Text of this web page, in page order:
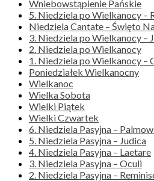
Wniebowstąpienie Pańskie
5. Niedziela po Wielkanocy –
Niedziela Cantate – Święto
3. Niedziela po Wielkanocy –
2. Niedziela po Wielkanocy
1. Niedziela po Wielkanocy –
Poniedziałek Wielkanocny
Wielkanoc
Wielka Sobota
Wielki Piątek
Wielki Czwartek
6. Niedziela Pasyjna –
5. Niedziela Pasyjna – Judica
4. Niedziela Pasyjna – Laetare
3. Niedziela Pasyjna – Oculi
2. Niedziela Pasyjna –